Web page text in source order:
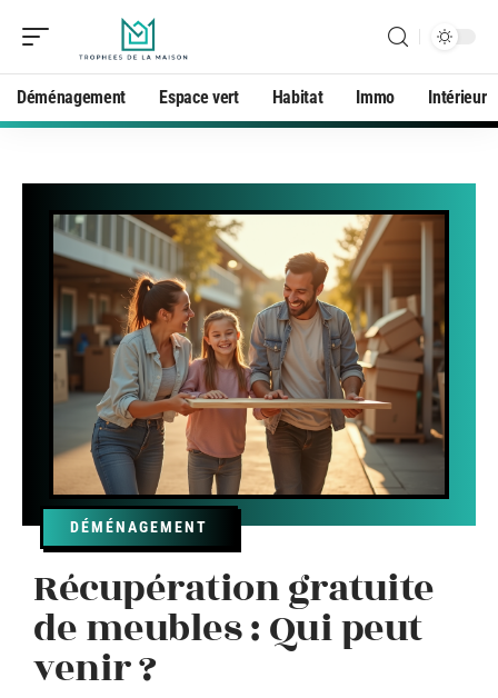
Déménagement Espace vert Habitat Immo Intérieur
DÉMÉNAGEMENT
Récupération gratuite
de meubles : Qui peut
venir ?